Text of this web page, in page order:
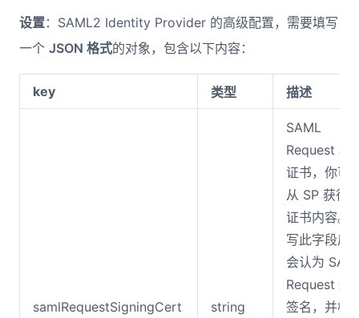
设置：SAML2 Identity Provider 的高级配置，需要填写
一个 JSON 格式的对象，包含以下内容：
key 类型 描述
samlRequestSigningCert string
SAML
Request 验
证书，你可
从 SP 获得
证书内容。
写此字段后
会认为
Request 经
签名，并检